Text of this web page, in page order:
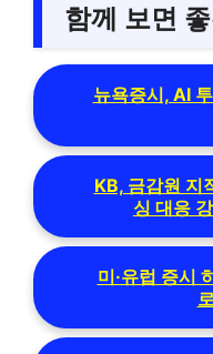
함께 보면
뉴욕증시, AI
KB, 금감원 지
싱 대응
미·유럽 증시